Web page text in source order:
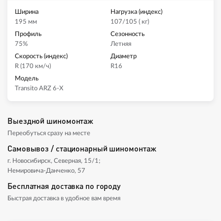
Ширина
195 мм
Нагрузка (индекс)
107/105 ( кг)
Профиль
75%
Сезонность
Летняя
Скорость (индекс)
R (170 км/ч)
Диаметр
R16
Модель
Transito ARZ 6-X
Выездной шиномонтаж
Переобуться сразу на месте
Самовывоз / стационарный шиномонтаж
г. Новосибирск, Северная, 15/1;
Немировича-Данченко, 57
Бесплатная доставка по городу
Быстрая доставка в удобное вам время